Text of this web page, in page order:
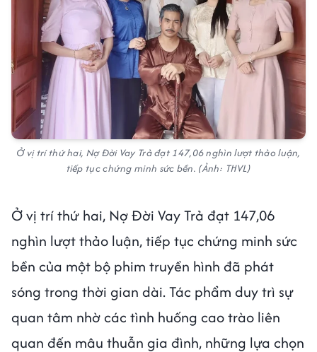
Ở vị trí thứ hai, Nợ Đời Vay Trả đạt 147,06 nghìn lượt thảo luận,
tiếp tục chứng minh sức bền. (Ảnh: THVL)
Ở vị trí thứ hai, Nợ Đời Vay Trả đạt 147,06
nghìn lượt thảo luận, tiếp tục chứng minh sức
bền của một bộ phim truyền hình đã phát
sóng trong thời gian dài. Tác phẩm duy trì sự
quan tâm nhờ các tình huống cao trào liên
quan đến mâu thuẫn gia đình, những lựa chọn